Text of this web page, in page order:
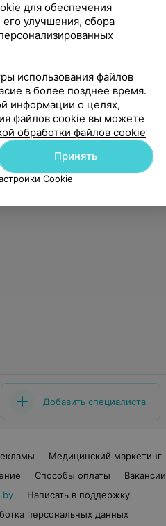
Добавить специалиста
Медицинский маркетинг
Способы оплаты
Вакансии
Написать в поддержку
персональных данных
для обеспечения
его улучшения, сбора
использования файлов
в более позднее время.
информации о целях,
файлов cookie вы можете
обработки файлов cookie
Принять
Cookie